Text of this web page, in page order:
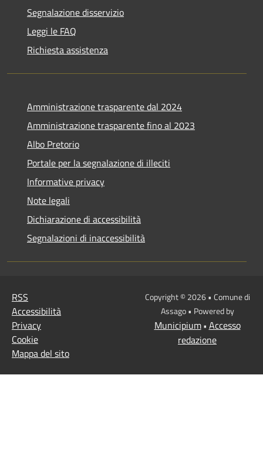
Segnalazione disservizio
Leggi le FAQ
Richiesta assistenza
Amministrazione trasparente dal 2024
Amministrazione trasparente fino al 2023
Albo Pretorio
Portale per la segnalazione di illeciti
Informative privacy
Note legali
Dichiarazione di accessibilità
Segnalazioni di inaccessibilità
RSS
Accessibilità
Privacy
Cookie
Mappa del sito
Copyright © 2026 • Comune di
Assago • Powered by
Municipium• Accesso
redazione